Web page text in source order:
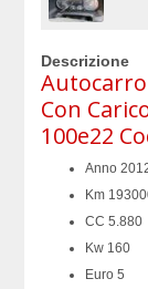
Descrizione
Con
100e22
Anno
Km
CC 5.880
Kw 160
Euro 5